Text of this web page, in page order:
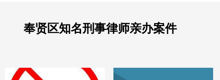
奉贤区知名刑事律师亲办案件